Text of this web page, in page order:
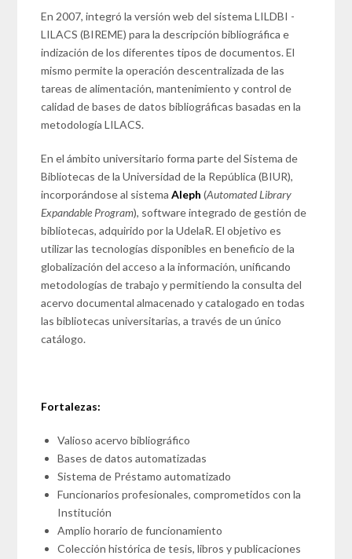
En 2007, integró la versión web del sistema LILDBI -
LILACS (BIREME) para la descripción bibliográfica e
indización de los diferentes tipos de documentos. El
mismo permite la operación descentralizada de las
tareas de alimentación, mantenimiento y control de
calidad de bases de datos bibliográficas basadas en la
metodología LILACS.
En el ámbito universitario forma parte del Sistema de
Bibliotecas de la Universidad de la República (BIUR),
incorporándose al sistemaAleph (Automated Library
Expandable Program), software integrado de gestión de
bibliotecas, adquirido por la UdelaR. El objetivo es
utilizar las tecnologías disponibles en beneficio de la
globalización del acceso a la información, unificando
metodologías de trabajo y permitiendo la consulta del
acervo documental almacenado y catalogado en todas
las bibliotecas universitarias, a través de un único
catálogo.
Fortalezas:
Valioso acervo bibliográfico
Bases de datos automatizadas
Sistema de Préstamo automatizado
Funcionarios profesionales, comprometidos con la
Institución
Amplio horario de funcionamiento
Colección histórica de tesis, libros y publicaciones